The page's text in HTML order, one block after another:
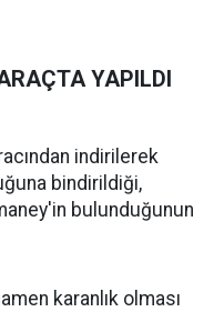
YAPILDI
indirilerek
bindirildiği,
bulunduğunun
karanlık olması